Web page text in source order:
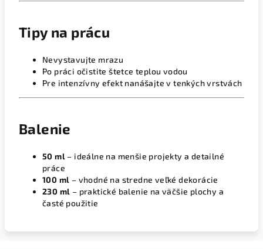
Tipy na prácu
Nevystavujte mrazu
Po práci očistite štetce teplou vodou
Pre intenzívny efekt nanášajte v tenkých vrstvách
Balenie
50 ml – ideálne na menšie projekty a detailné
práce
100 ml – vhodné na stredne veľké dekorácie
230 ml – praktické balenie na väčšie plochy a
časté použitie